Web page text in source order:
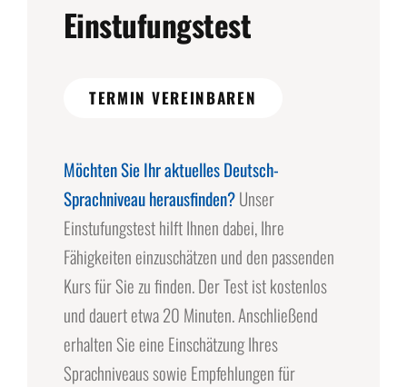
Einstufungstest
TERMIN VEREINBAREN
Möchten Sie Ihr aktuelles Deutsch-
Sprachniveau herausfinden?Unser
Einstufungstest hilft Ihnen dabei, Ihre
Fähigkeiten einzuschätzen und den passenden
Kurs für Sie zu finden. Der Test ist kostenlos
und dauert etwa 20 Minuten. Anschließend
erhalten Sie eine Einschätzung Ihres
Sprachniveaus sowie Empfehlungen für